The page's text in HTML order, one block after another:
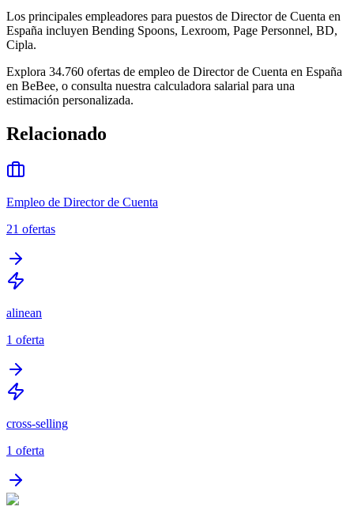
Los principales empleadores para puestos de Director de Cuenta en
España incluyen Bending Spoons, Lexroom, Page Personnel, BD,
Cipla.
Explora 34.760 ofertas de empleo de Director de Cuenta en España
en BeBee, o consulta nuestra calculadora salarial para una
estimación personalizada.
Relacionado
Empleo de Director de Cuenta
21 ofertas
alinean
1 oferta
cross-selling
1 oferta